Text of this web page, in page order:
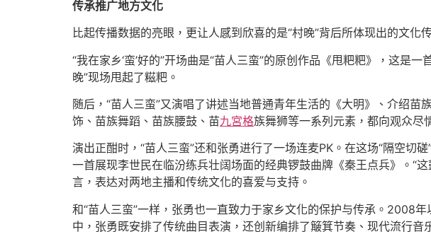
传承推广地方文化
比起传播数据的亮眼，更让人感到欣喜的是“村晚”背后所体现出的文化
“我在家乡‘蛮’好的”开场曲是“苗人三蛮”的原创作品《甩粑粑》，这是
晚”现场甩起了糍粑。
随后，“苗人三蛮”又演唱了讲述当地普通青年生活的《大明》、介绍苗
饰、苗族舞蹈、苗族腰鼓、苗九宮格族舞狮等一系列元素，都向观众尽
演出正酣时，“苗人三蛮”还和张勇进行了一场连麦PK。在这场“隔空切
一首展现李世民在临汾练兵壮阔场面的经典锣鼓曲牌《秦王点兵》。“
言，表达对两地主播和传统文化的喜爱与支持。
和“苗人三蛮”一样，张勇也一直致力于家乡文化的保护与传承。2008
中，张勇既安排了传统曲目表演，还创新编排了簸箕节奏、现代流行音